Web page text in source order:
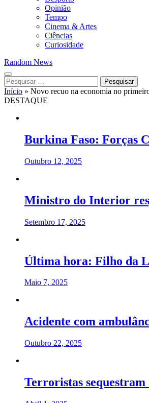
Opinião
Tempo
Cinema & Artes
Ciências
Curiosidade
Random News
Pesquisar
por:
Início » Novo recuo na economia no
DESTAQUE
Burkina Faso: Forças
Outubro 12, 2025
Ministro do Interior
Setembro 17, 2025
Última hora: Filho da
Maio 7, 2025
Acidente com
Outubro 22, 2025
Terroristas